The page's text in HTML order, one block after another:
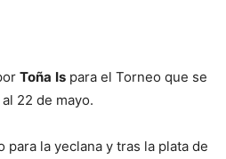
Toña Is para el Torneo que se
22 de mayo.
para la yeclana y tras la plata de